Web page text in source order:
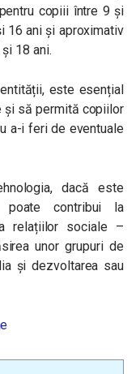
copiii între 9 și
16 ani și aproximativ
18 ani.
este esențial
și să permită copiilor
a-i feri de eventuale
dacă este
contribui la
relațiilor sociale –
unor grupuri de
și dezvoltarea sau